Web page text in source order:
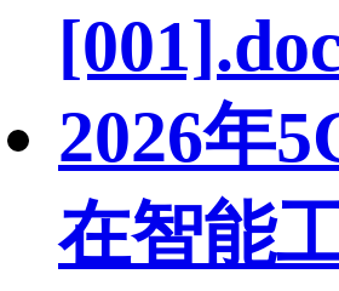
2026年
在智能